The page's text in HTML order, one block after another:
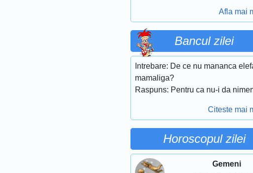
Afla mai
Bancul zilei
Intrebare: De ce nu mananca
mamaliga?
Raspuns: Pentru ca nu-i da
Citeste mai
Horoscopul zilei
Gemeni